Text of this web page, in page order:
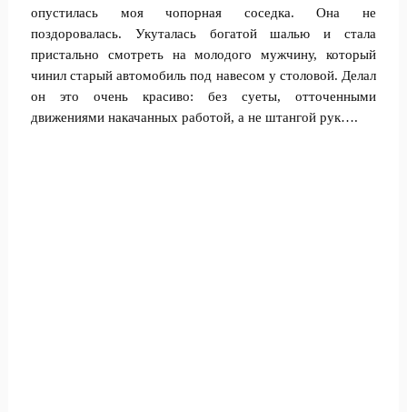
опустилась моя чопорная соседка. Она не
поздоровалась. Укуталась богатой шалью и стала
пристально смотреть на молодого мужчину, который
чинил старый автомобиль под навесом у столовой. Делал
он это очень красиво: без суеты, отточенными
движениями накачанных работой, а не штангой рук….